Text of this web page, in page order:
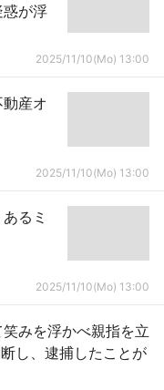
が浮
2025/11/10(Mo) 13:00
産オ
2025/11/10(Mo) 13:00
るミ
2025/11/10(Mo) 13:00
みを浮かべ親指を立
し、逮捕したことが